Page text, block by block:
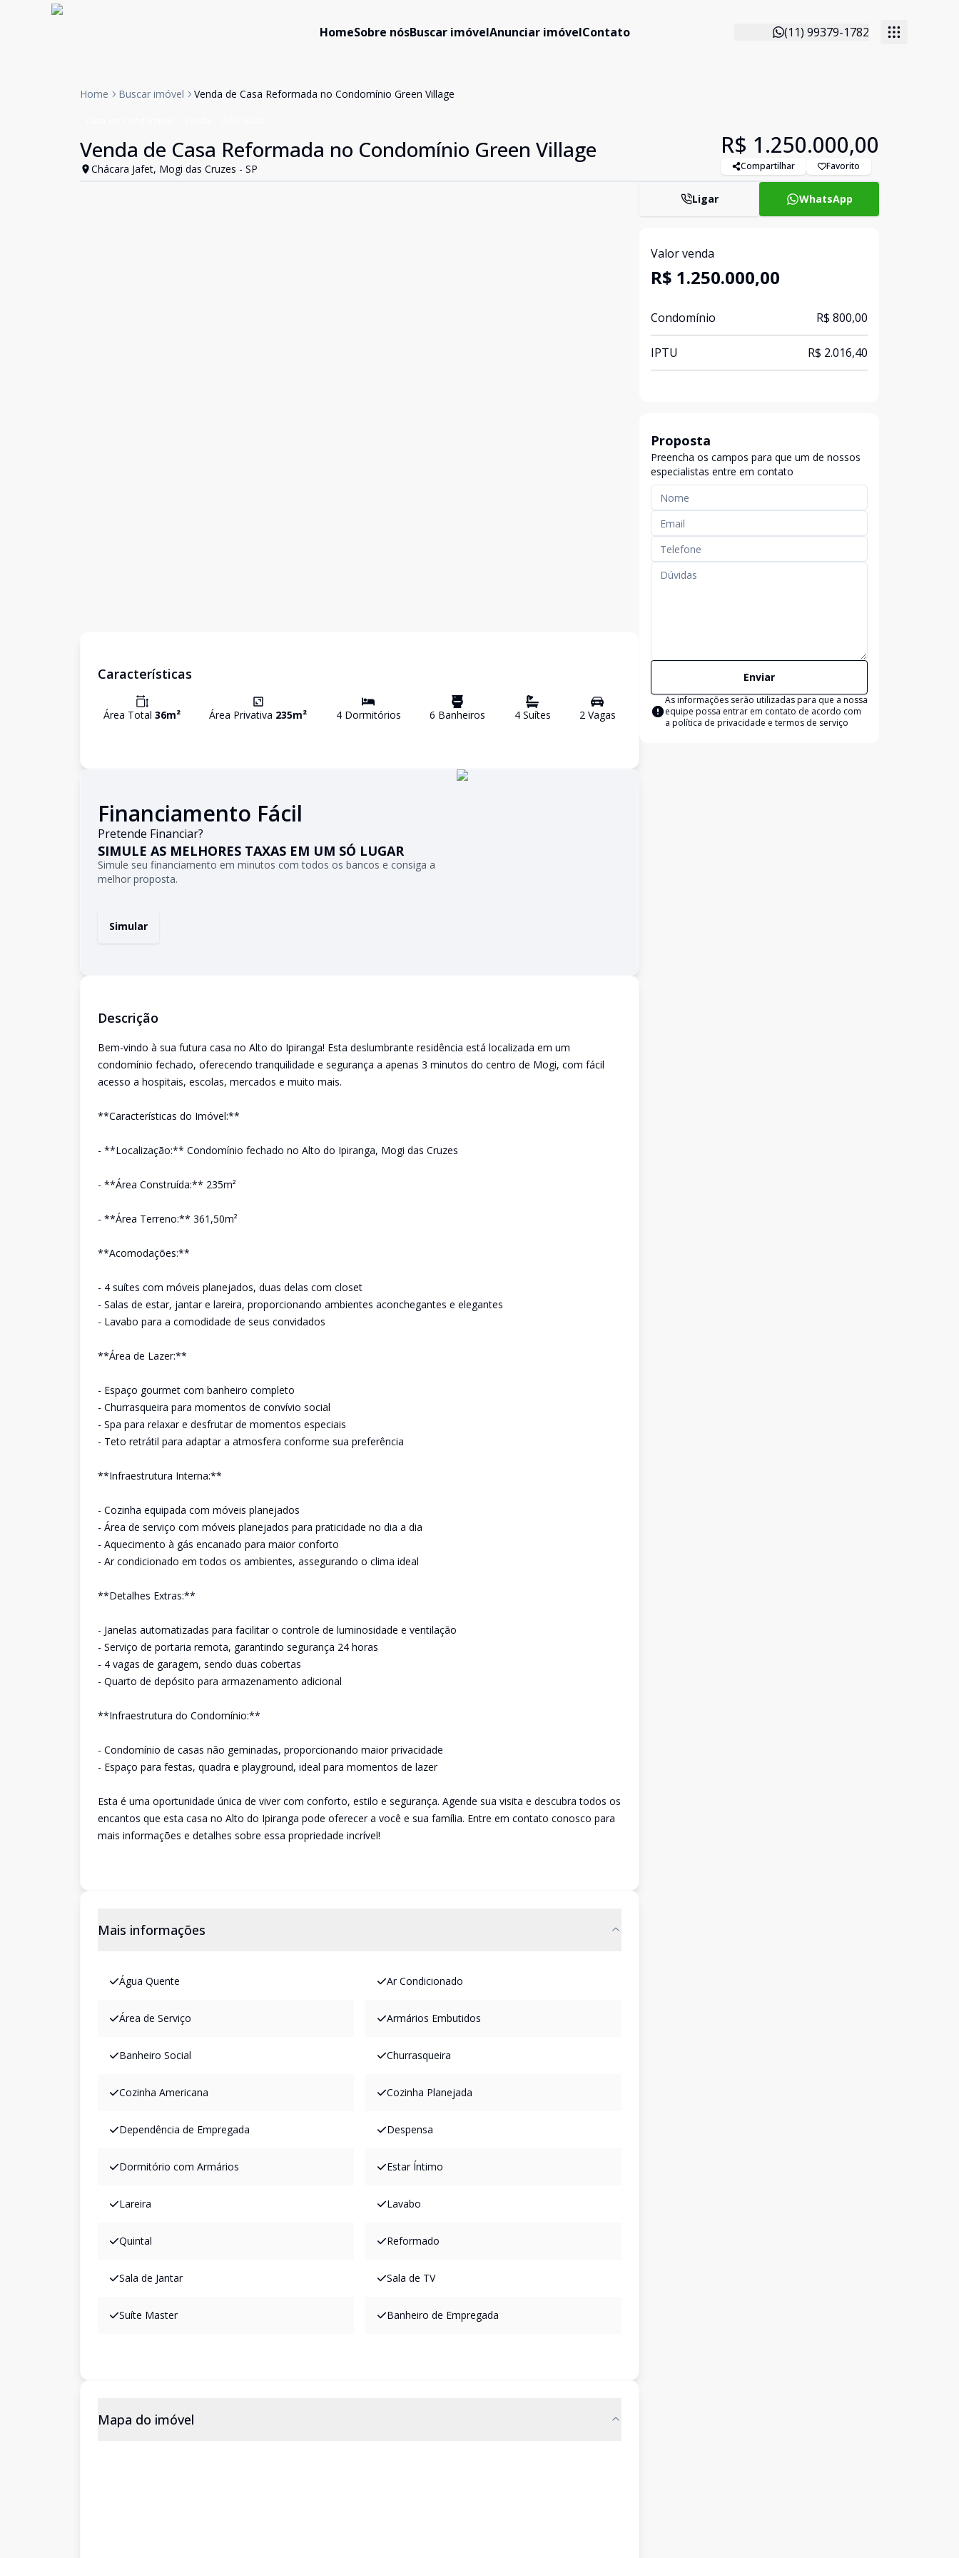
HomeSobre nósBuscar imóvelAnunciar imóvelContato (11) 99379-1782
Home Buscar imóvel Venda de Casa Reformada no Condomínio Green Village
Venda de Casa Reformada no Condomínio Green Village
Chácara Jafet, Mogi das Cruzes - SP
R$ 1.250.000,00
Compartilhar Favorito
Características
Área Total 36m² Área Privativa 235m² 4Dormitórios 6 Banheiros 4Suítes 2Vagas
Financiamento Fácil
Pretende Financiar?
SIMULE AS MELHORES TAXAS EM UM SÓ LUGAR
Simule seu financiamento em minutos com todos os bancos e consiga a
melhor proposta.
Simular
Descrição
Bem-vindo à sua futura casa no Alto do Ipiranga! Esta deslumbrante residência está localizada em um
condomínio fechado, oferecendo tranquilidade e segurança a apenas 3 minutos do centro de Mogi, com fácil
acesso a hospitais, escolas, mercados e muito mais.
**Características do Imóvel:**
- **Localização:** Condomínio fechado no Alto do Ipiranga, Mogi das Cruzes
- **Área Construída:** 235m²
- **Área Terreno:** 361,50m²
**Acomodações:**
- 4 suítes com móveis planejados, duas delas com closet
- Salas de estar, jantar e lareira, proporcionando ambientes aconchegantes e elegantes
- Lavabo para a comodidade de seus convidados
**Área de Lazer:**
- Espaço gourmet com banheiro completo
- Churrasqueira para momentos de convívio social
- Spa para relaxar e desfrutar de momentos especiais
- Teto retrátil para adaptar a atmosfera conforme sua preferência
**Infraestrutura Interna:**
- Cozinha equipada com móveis planejados
- Área de serviço com móveis planejados para praticidade no dia a dia
- Aquecimento à gás encanado para maior conforto
- Ar condicionado em todos os ambientes, assegurando o clima ideal
**Detalhes Extras:**
- Janelas automatizadas para facilitar o controle de luminosidade e ventilação
- Serviço de portaria remota, garantindo segurança 24 horas
- 4 vagas de garagem, sendo duas cobertas
- Quarto de depósito para armazenamento adicional
**Infraestrutura do Condomínio:**
- Condomínio de casas não geminadas, proporcionando maior privacidade
- Espaço para festas, quadra e playground, ideal para momentos de lazer
Esta é uma oportunidade única de viver com conforto, estilo e segurança. Agende sua visita e descubra todos os
encantos que esta casa no Alto do Ipiranga pode oferecer a você e sua família. Entre em contato conosco para
mais informações e detalhes sobre essa propriedade incrível!
Mais informações
Água Quente Ar Condicionado
Área de Serviço Armários Embutidos
Banheiro Social Churrasqueira
Cozinha Americana Cozinha Planejada
Dependência de Empregada Despensa
Dormitório com Armários Estar Íntimo
Lareira Lavabo
Quintal Reformado
Sala de Jantar Sala de TV
Suíte Master Banheiro de Empregada
Mapa do imóvel
Ligar WhatsApp
Valor venda
R$ 1.250.000,00
Condomínio R$ 800,00
IPTU R$ 2.016,40
Proposta
Preencha os campos para que um de nossos
especialistas entre em contato
Enviar
As informações serão utilizadas para que a nossa
equipe possa entrar em contato de acordo com
a política de privacidade e termos de serviço